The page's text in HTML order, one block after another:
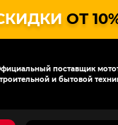
ОТ
поставщик
и бытовой